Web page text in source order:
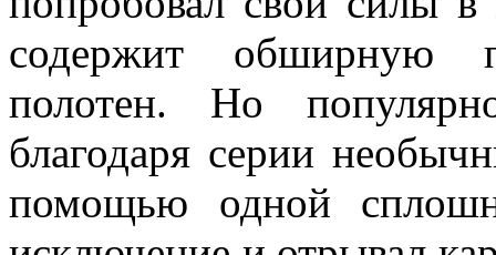
содержит обширную
полотен. Но
благодаря серии
помощью одной